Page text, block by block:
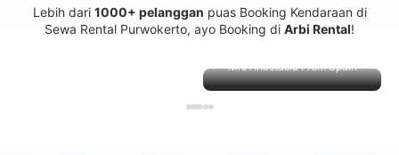
Lebih dari 1000+ pelanggan puas Booking Kendaraan di
Sewa Rental Purwokerto, ayo Booking di Arbi Rental!
Mrs Anastasia From Spain